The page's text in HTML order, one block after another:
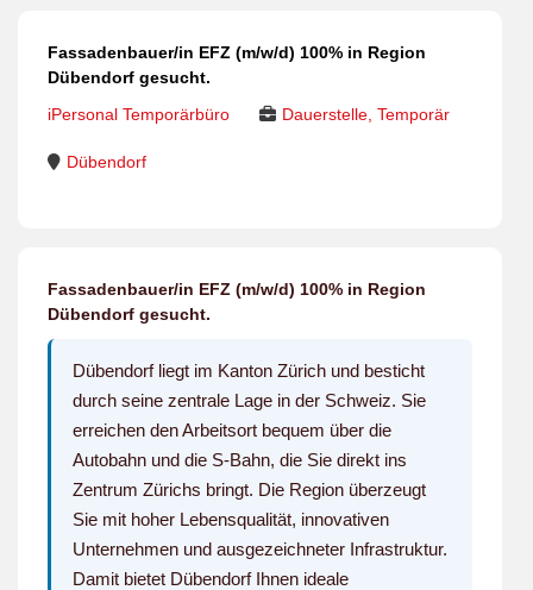
Fassadenbauer/in EFZ (m/w/d) 100% in Region
Dübendorf gesucht.
iPersonal Temporärbüro
Dauerstelle, Temporär
Dübendorf
Fassadenbauer/in EFZ (m/w/d) 100% in Region
Dübendorf gesucht.
Dübendorf liegt im Kanton Zürich und besticht
durch seine zentrale Lage in der Schweiz. Sie
erreichen den Arbeitsort bequem über die
Autobahn und die S-Bahn, die Sie direkt ins
Zentrum Zürichs bringt. Die Region überzeugt
Sie mit hoher Lebensqualität, innovativen
Unternehmen und ausgezeichneter Infrastruktur.
Damit bietet Dübendorf Ihnen ideale